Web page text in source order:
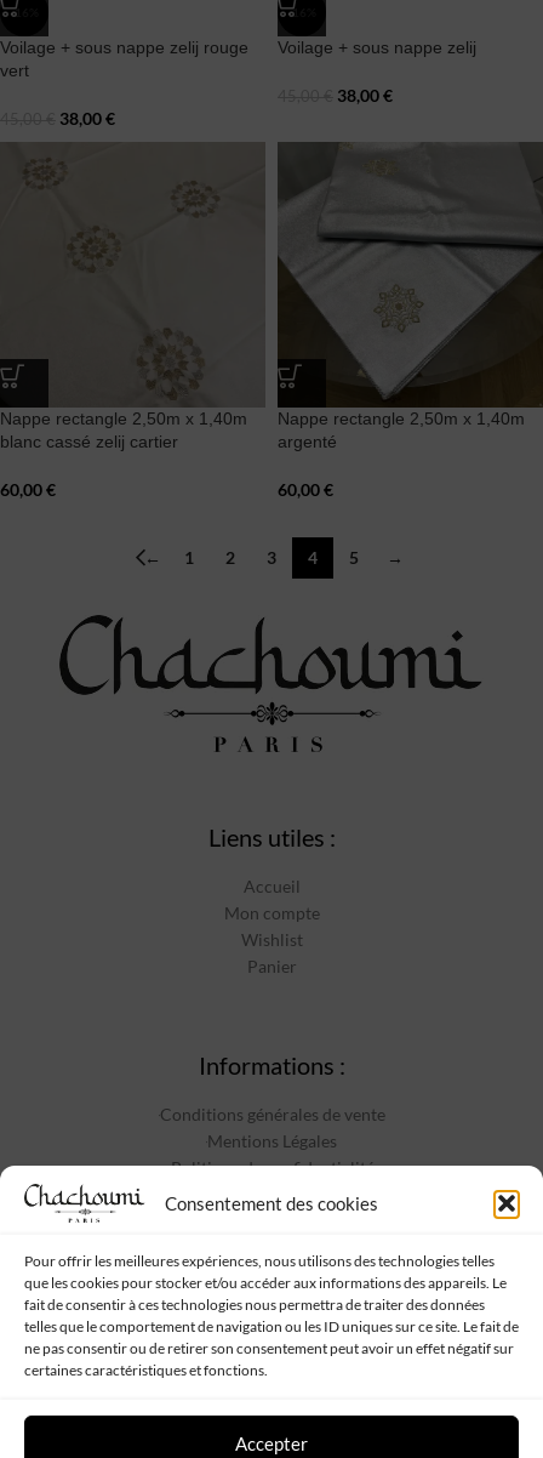
Consentement des cookies
Pour offrir les meilleures expériences, nous utilisons des technologies telles
que les cookies pour stocker et/ou accéder aux informations des appareils. Le
fait de consentir à ces technologies nous permettra de traiter des données
telles que le comportement de navigation ou les ID uniques sur ce site. Le fait de
ne pas consentir ou de retirer son consentement peut avoir un effet négatif sur
certaines caractéristiques et fonctions.
Accepter
-16%
Voilage + sous nappe zelij rouge
vert
38,00€
-16%
Voilage + sous nappe zelij
38,00€
Nappe rectangle 2,50m x 1,40m
blanc cassé zelij cartier
60,00€
Nappe rectangle 2,50m x 1,40m
argenté
60,00€
← 1 2 3 4 5 →
Liens utiles :
Accueil
Mon compte
Wishlist
Panier
Informations :
Conditions générales de vente
Mentions Légales
Politique de confidentialité
Contact
Suivez-nous :